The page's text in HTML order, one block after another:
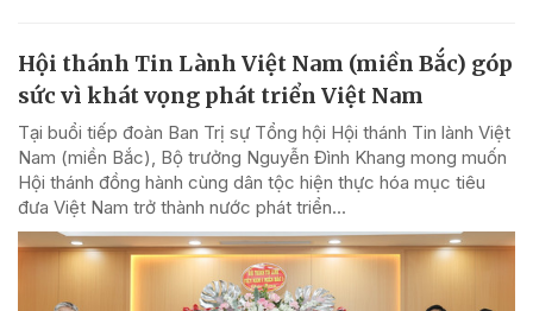
Hội thánh Tin Lành Việt Nam (miền Bắc) góp
sức vì khát vọng phát triển Việt Nam
Tại buổi tiếp đoàn Ban Trị sự Tổng hội Hội thánh Tin lành Việt
Nam (miền Bắc), Bộ trưởng Nguyễn Đình Khang mong muốn
Hội thánh đồng hành cùng dân tộc hiện thực hóa mục tiêu
đưa Việt Nam trở thành nước phát triển...